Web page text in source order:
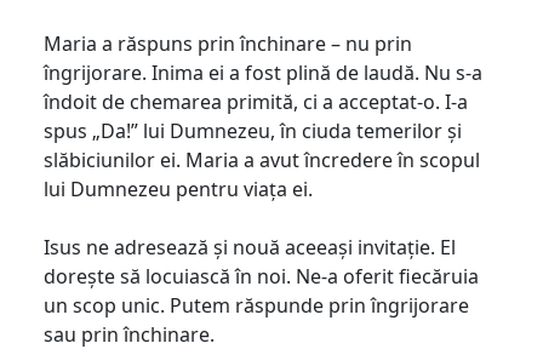
Maria a răspuns prin închinare – nu prin
îngrijorare. Inima ei a fost plină de laudă. Nu s-a
îndoit de chemarea primită, ci a acceptat-o. I-a
spus „Da!” lui Dumnezeu, în ciuda temerilor și
slăbiciunilor ei. Maria a avut încredere în scopul
lui Dumnezeu pentru viața ei.
Isus ne adresează și nouă aceeași invitație. El
dorește să locuiască în noi. Ne-a oferit fiecăruia
un scop unic. Putem răspunde prin îngrijorare
sau prin închinare.